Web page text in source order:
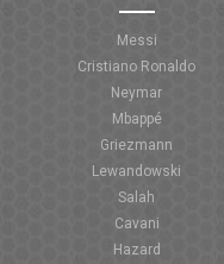
Messi
Cristiano Ronaldo
Neymar
Mbappé
Griezmann
Lewandowski
Salah
Cavani
Hazard